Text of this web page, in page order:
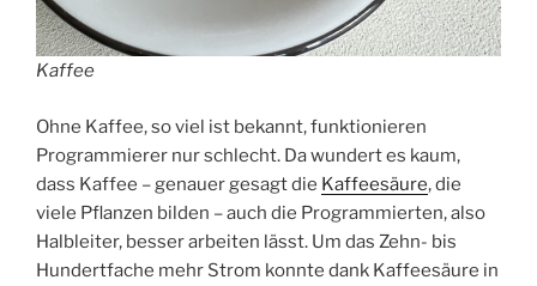
Kaffee
Ohne Kaffee, so viel ist bekannt, funktionieren
Programmierer nur schlecht. Da wundert es kaum,
dass Kaffee – genauer gesagt die Kaffeesäure, die
viele Pflanzen bilden – auch die Programmierten, also
Halbleiter, besser arbeiten lässt. Um das Zehn- bis
Hundertfache mehr Strom konnte dank Kaffeesäure in